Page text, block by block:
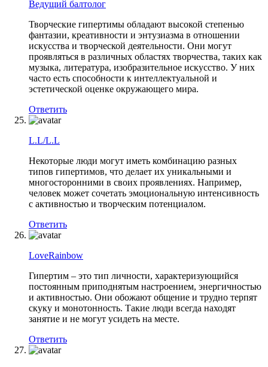
Ведущий балтолог
Творческие гипертимы обладают высокой степенью
фантазии, креативности и энтузиазма в отношении
искусства и творческой деятельности. Они могут
проявляться в различных областях творчества, таких как
музыка, литература, изобразительное искусство. У них
часто есть способности к интеллектуальной и
эстетической оценке окружающего мира.
Ответить
L.L/L.L
Некоторые люди могут иметь комбинацию разных
типов гипертимов, что делает их уникальными и
многосторонними в своих проявлениях. Например,
человек может сочетать эмоциональную интенсивность
с активностью и творческим потенциалом.
Ответить
LoveRainbow
Гипертим – это тип личности, характеризующийся
постоянным приподнятым настроением, энергичностью
и активностью. Они обожают общение и трудно терпят
скуку и монотонность. Такие люди всегда находят
занятие и не могут усидеть на месте.
Ответить